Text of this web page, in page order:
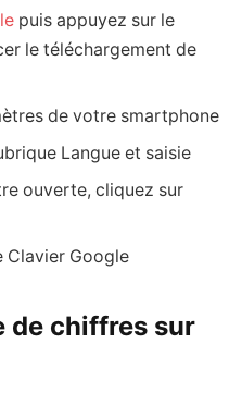
puis appuyez sur le
le téléchargement de
de votre smartphone
Langue et saisie
ouverte, cliquez sur
Clavier Google
de chiffres sur